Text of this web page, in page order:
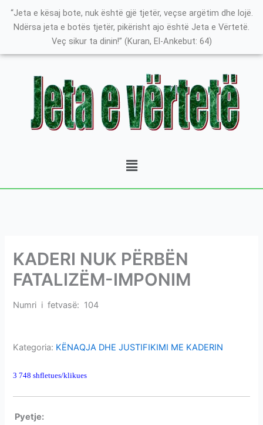
“Jeta e kësaj bote, nuk është gjë tjetër, veçse argëtim dhe lojë.
Ndërsa jeta e botës tjetër, pikërisht ajo është Jeta e Vërtetë.
Veç sikur ta dinin!” (Kuran, El-Ankebut: 64)
Menu
KADERI NUK PËRBËN
FATALIZËM-IMPONIM
Numri i fetvasë: 104
Kategoria: KËNAQJA DHE JUSTIFIKIMI ME KADERIN
3 748 shfletues/klikues
Pyetje:
K
a
e
i
m